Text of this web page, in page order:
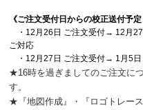
《ご注文受付日からの校正送付予定
・12月26日 ご注文受付→ 12月27
ご対応
・12月27日 ご注文受付→ 1月5日
★16時を過ぎましてのご注文に
す。
★『地図作成』・『ロゴトレー